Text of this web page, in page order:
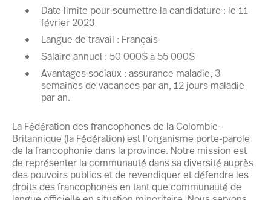
Date limite pour soumettre la candidature : le 11
février 2023
Langue de travail : Français
Salaire annuel : 50 000$ à 55 000$
Avantages sociaux : assurance maladie, 3
semaines de vacances par an, 12 jours maladie
par an.
La Fédération des francophones de la Colombie-
Britannique (la Fédération) est l’organisme porte-parole
de la francophonie dans la province. Notre mission est
de représenter la communauté dans sa diversité auprès
des pouvoirs publics et de revendiquer et défendre les
droits des francophones en tant que communauté de